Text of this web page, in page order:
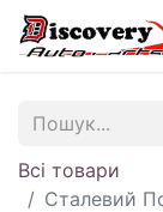
Всі товари
Сталевий